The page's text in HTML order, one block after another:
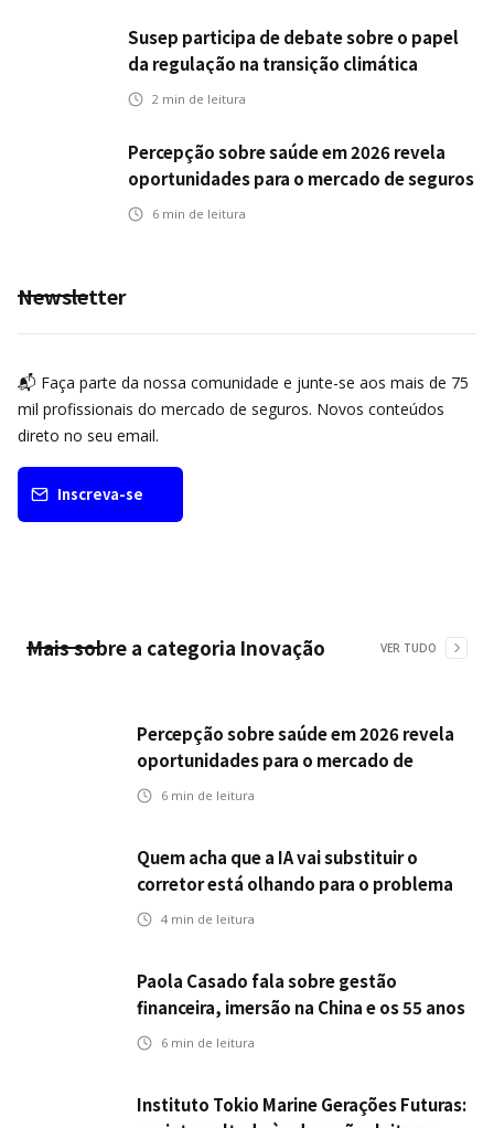
Susep participa de debate sobre o papel
da regulação na transição climática
2 min de leitura
Percepção sobre saúde em 2026 revela
oportunidades para o mercado de seguros
ampliar cobertura e prevenção
6 min de leitura
Newsletter
📬 Faça parte da nossa comunidade e junte-se aos mais de 75
mil profissionais do mercado de seguros. Novos conteúdos
direto no seu email.
Inscreva-se
Mais sobre a categoria Inovação VER TUDO
Percepção sobre saúde em 2026 revela
oportunidades para o mercado de
seguros ampliar cobertura e prevenção
6 min de leitura
Quem acha que a IA vai substituir o
corretor está olhando para o problema
errado
4 min de leitura
Paola Casado fala sobre gestão
financeira, imersão na China e os 55 anos
da ENS
6 min de leitura
Instituto Tokio Marine Gerações Futuras: